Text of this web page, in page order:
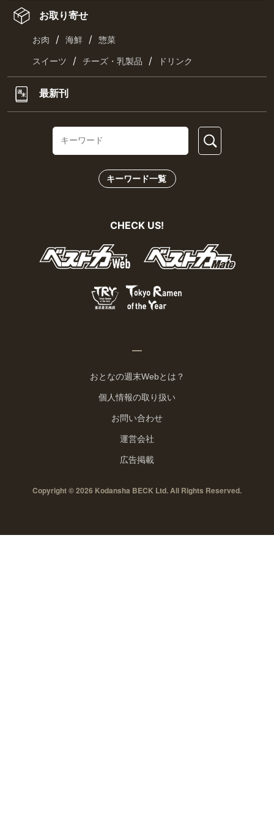
お取り寄せ
お肉 / 海鮮 / 惣菜
スイーツ / チーズ・乳製品 / ドリンク
最新刊
キーワード一覧
CHECK US!
おとなの週末Webとは？
個人情報の取り扱い
お問い合わせ
運営会社
広告掲載
Copyright © 2026 Kodansha BECK Ltd. All Rights Reserved.